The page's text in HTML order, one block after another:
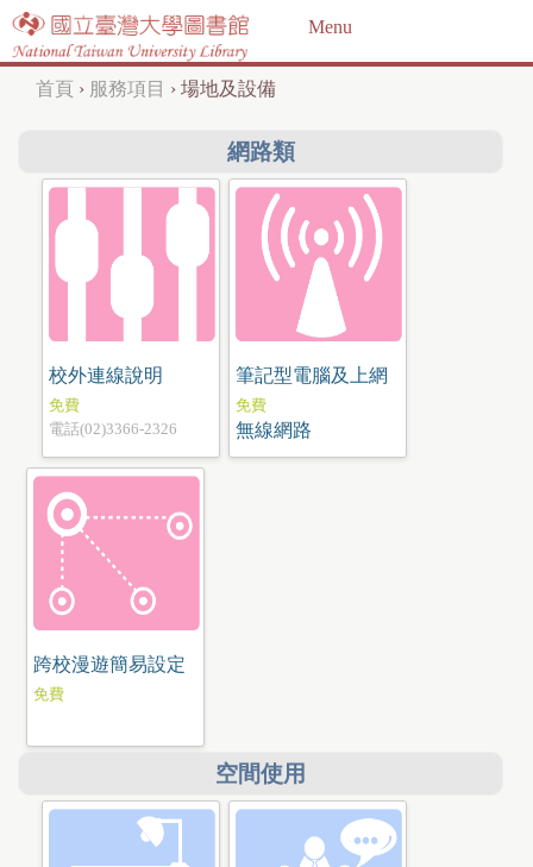
Jump to navigation
Menu
這
裡
首頁 › 服務項目 › 場地及設備
網路類
校外連線說明
免費
電話(02)3366-2326
筆記型電腦及上網
免費
無線網路
跨校漫遊簡易設定
免費
空間使用